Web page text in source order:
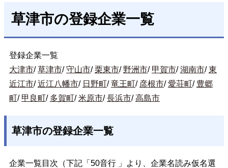
草津市の登録企業一覧
登録企業一覧
大津市/草津市/守山市/栗東市/ 野洲市/ 甲賀市/湖南市/東
近江市/近江八幡市/ 日野町/竜王町/ 彦根市/愛荘町/ 豊郷
町/ 甲良町/ 多賀町/米原市/長浜市/高島市
草津市の登録企業一覧
企業一覧目次（下記「50音行 」より、企業名読み仮名選